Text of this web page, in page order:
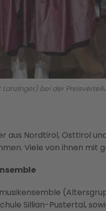
bei der
aus Nordtirol, Osttirol
Viele von ihnen mit
Sillian-Pustertal,